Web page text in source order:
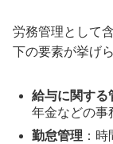
労務管理として
下の要素が挙げ
給与に関する
年金などの事
勤怠管理 ：